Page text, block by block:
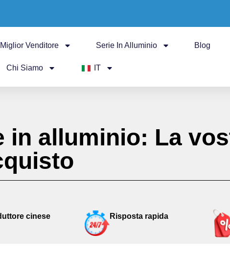
Miglior Venditore Serie In Alluminio Blog
Chi Siamo IT
in alluminio: La
cinese Risposta rapida